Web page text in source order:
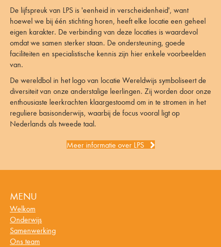
De lijfspreuk van LPS is 'eenheid in verscheidenheid', want
hoewel we bij één stichting horen, heeft elke locatie een geheel
eigen karakter. De verbinding van deze locaties is waardevol
omdat we samen sterker staan. De ondersteuning, goede
faciliteiten en specialistische kennis zijn hier enkele voorbeelden
van.
De wereldbol in het logo van locatie Wereldwijs symboliseert de
diversiteit van onze anderstalige leerlingen. Zij worden door onze
enthousiaste leerkrachten klaargestoomd om in te stromen in het
reguliere basisonderwijs, waarbij de focus vooral ligt op
Nederlands als tweede taal.
Meer informatie over LPS
MENU
Welkom
Onderwijs
Samenwerking
Ons team